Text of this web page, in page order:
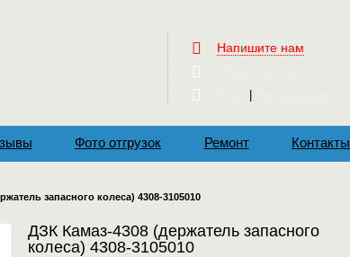
Напишите нам
|
Фото отгрузок Ремонт Контакты
запасного колеса) 4308-3105010
ДЗК Камаз-4308 (держатель запасного
колеса) 4308-3105010